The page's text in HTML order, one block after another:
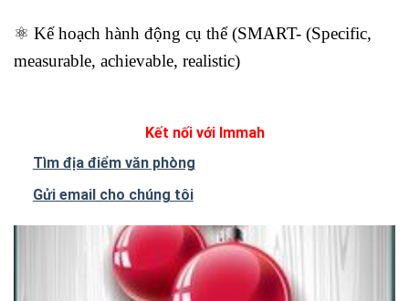
⚛️ Kế hoạch hành động cụ thể (SMART- (Specific,
measurable, achievable, realistic)
Kết nối với Immah
Tìm địa điểm văn phòng
Gửi email cho chúng tôi